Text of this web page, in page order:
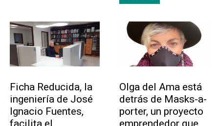
Ficha Reducida, la
ingeniería de José
Ignacio Fuentes,
facilita el
Olga del Ama está
detrás de Masks-a-
porter, un proyecto
emprendedor que